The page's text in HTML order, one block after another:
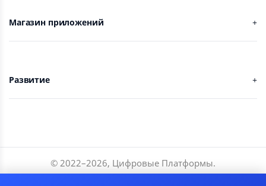
Магазин приложений
Развитие
© 2022–2026, Цифровые Платформы.